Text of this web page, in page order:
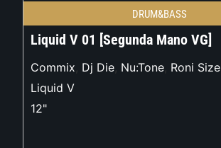
DRUM&BASS
Liquid V 01 [Segunda Mano VG]
Commix, Dj Die, Nu:Tone, Roni Size
Liquid V
12"